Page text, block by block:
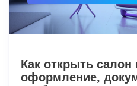
Как открыть салон
оформление,